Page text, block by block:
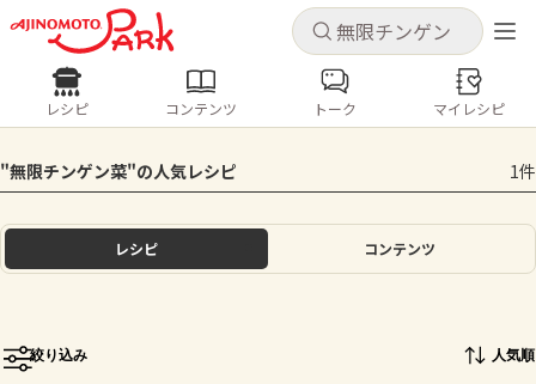
キャンセル
ログインするとレシピを保存できます
ログイン
ホーム
キャンセル
レシピ コンテンツ
人気の食材・レシピ
きゅうり なす トマト
とうもろこし
レシピ コンテンツ トーク マイレシピ
"無限チンゲン菜"の人気レシピ 1件
レシピ コンテンツ
絞り込み 人気順